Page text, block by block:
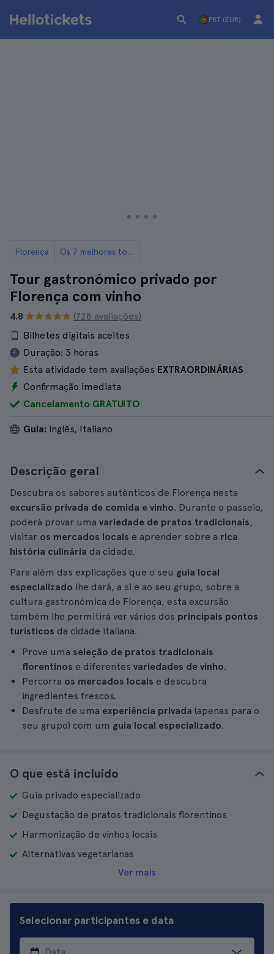
PRT (EUR)
Florença Os 7 melhores tours gastronómicos de Florença
Tour gastronómico privado por
Florença com vinho
4.8
(728 avaliações)
Bilhetes digitais aceites
Duração: 3 horas
Esta atividade tem avaliações EXTRAORDINÁRIAS
Confirmação imediata
Cancelamento GRATUITO
Guia: Inglês, Italiano
Descrição geral
Descubra os sabores autênticos de Florença nesta
excursão privada de comida e vinho. Durante o passeio,
poderá provar uma variedade de pratos tradicionais,
visitar os mercados locais e aprender sobre a rica
história culinária da cidade.
Para além das explicações que o seu guia local
especializado lhe dará, a si e ao seu grupo, sobre a
cultura gastronómica de Florença, esta excursão
também lhe permitirá ver vários dos principais pontos
turísticos da cidade italiana.
Prove uma seleção de pratos tradicionais
florentinos e diferentes variedades de vinho.
Percorra os mercados locais e descubra
ingredientes frescos.
Desfrute de uma experiência privada (apenas para o
seu grupo) com um guia local especializado.
O que está incluído
Guia privado especializado
Degustação de pratos tradicionais florentinos
Harmonização de vinhos locais
Alternativas vegetarianas
Ver mais
Selecionar participantes e data